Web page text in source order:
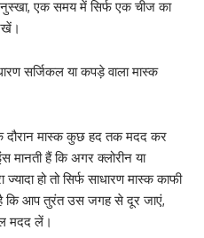
नुस्खा, एक समय में सिर्फ एक चीज का
सर्जिकल या कपड़े वाला मास्क
दौरान मास्क कुछ हद तक मदद कर
मानती हैं कि अगर क्लोरीन या
हो तो सिर्फ साधारण मास्क काफी
कि आप तुरंत उस जगह से दूर जाएं,
मदद लें।